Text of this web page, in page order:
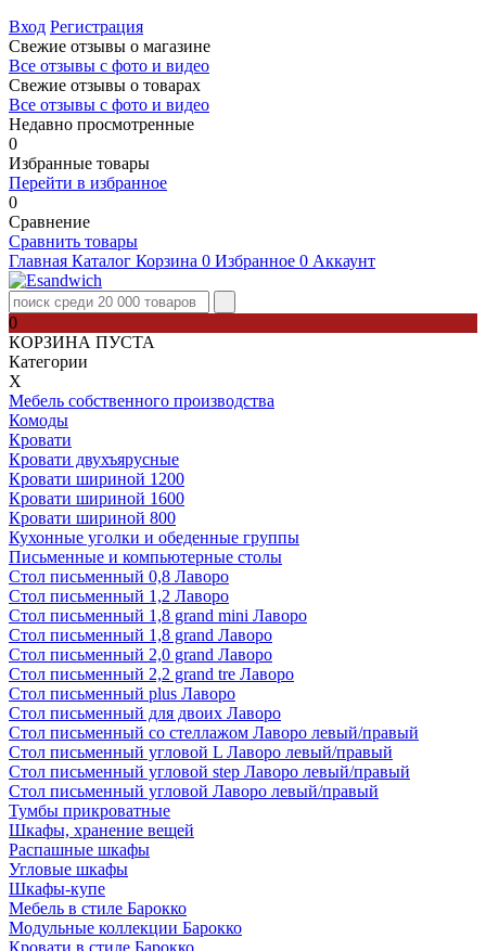
Вход Регистрация
Свежие отзывы о магазине
Все отзывы с фото и видео
Свежие отзывы о товарах
Все отзывы c фото и видео
Недавно просмотренные
0
Избранные товары
Перейти в избранное
0
Сравнение
Сравнить товары
Главная Каталог Корзина 0 Избранное 0 Аккаунт
0
КОРЗИНА ПУСТА
Категории
Х
Мебель собственного производства
Комоды
Кровати
Кровати двухъярусные
Кровати шириной 1200
Кровати шириной 1600
Кровати шириной 800
Кухонные уголки и обеденные группы
Письменные и компьютерные столы
Стол письменный 0,8 Лаворо
Стол письменный 1,2 Лаворо
Стол письменный 1,8 grand mini Лаворо
Стол письменный 1,8 grand Лаворо
Стол письменный 2,0 grand Лаворо
Стол письменный 2,2 grand tre Лаворо
Стол письменный plus Лаворо
Стол письменный для двоих Лаворо
Стол письменный со стеллажом Лаворо левый/правый
Стол письменный угловой L Лаворо левый/правый
Стол письменный угловой step Лаворо левый/правый
Стол письменный угловой Лаворо левый/правый
Тумбы прикроватные
Шкафы, хранение вещей
Распашные шкафы
Угловые шкафы
Шкафы-купе
Мебель в стиле Барокко
Модульные коллекции Барокко
Кровати в стиле Барокко